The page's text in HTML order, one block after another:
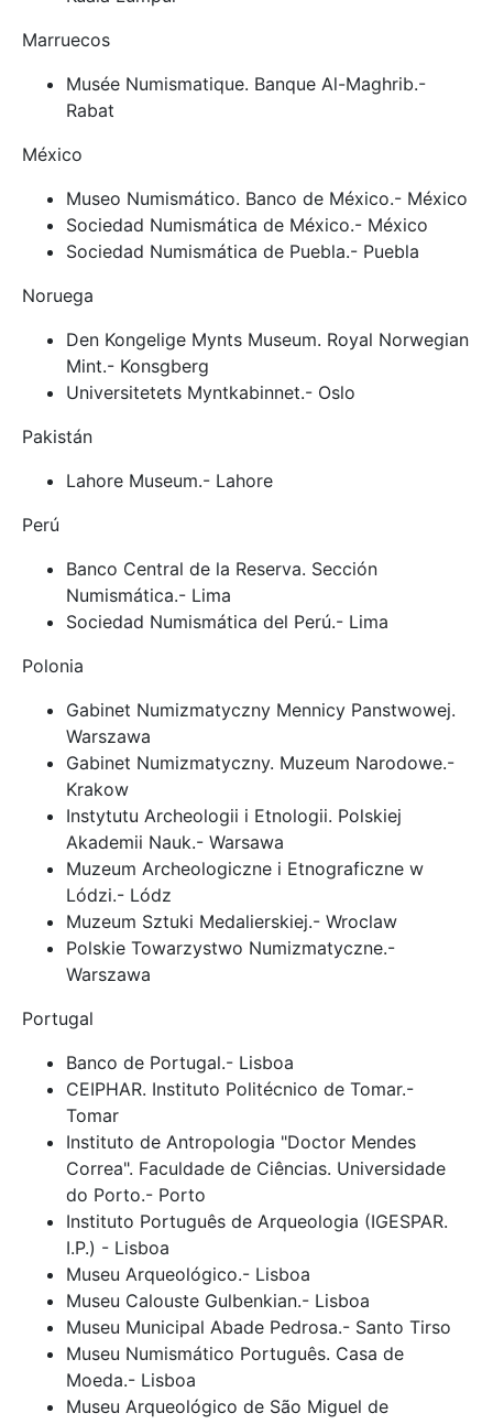
Marruecos
Musée Numismatique. Banque Al-Maghrib.-
Rabat
México
Museo Numismático. Banco de México.- México
Sociedad Numismática de México.- México
Sociedad Numismática de Puebla.- Puebla
Noruega
Den Kongelige Mynts Museum. Royal Norwegian
Mint.- Konsgberg
Universitetets Myntkabinnet.- Oslo
Pakistán
Lahore Museum.- Lahore
Perú
Banco Central de la Reserva. Sección
Numismática.- Lima
Sociedad Numismática del Perú.- Lima
Polonia
Gabinet Numizmatyczny Mennicy Panstwowej.
Warszawa
Gabinet Numizmatyczny. Muzeum Narodowe.-
Krakow
Instytutu Archeologii i Etnologii. Polskiej
Akademii Nauk.- Warsawa
Muzeum Archeologiczne i Etnograficzne w
Lódzi.- Lódz
Muzeum Sztuki Medalierskiej.- Wroclaw
Polskie Towarzystwo Numizmatyczne.-
Warszawa
Portugal
Banco de Portugal.- Lisboa
CEIPHAR. Instituto Politécnico de Tomar.-
Tomar
Instituto de Antropologia "Doctor Mendes
Correa". Faculdade de Ciências. Universidade
do Porto.- Porto
Instituto Português de Arqueologia (IGESPAR.
I.P.) - Lisboa
Museu Arqueológico.- Lisboa
Museu Calouste Gulbenkian.- Lisboa
Museu Municipal Abade Pedrosa.- Santo Tirso
Museu Numismático Português. Casa de
Moeda.- Lisboa
Museu Arqueológico de São Miguel de